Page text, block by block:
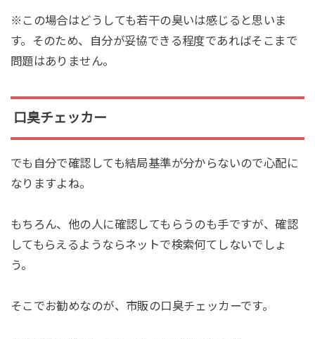
※この場合はどうしても若干の臭いは感じると思いま
す。そのため、自分が妥協できる程度であればそこまで
問題はありません。
口臭チェッカー
でも自分で確認しても結局基準が分からないので心配に
なりますよね。
もちろん、他の人に確認してもらうのも手ですが、確認
してもらえるようならネットで検索何てしないでしょ
う。
そこでお勧めなのが、市販の口臭チェッカーです。